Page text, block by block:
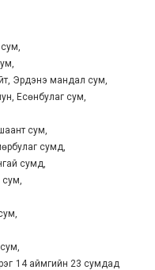
Эрдэнэ мандал сум,
Есөнбулаг сум,
сум,
сумд,
сумд,
сум,
14 аймгийн 23 сумдад